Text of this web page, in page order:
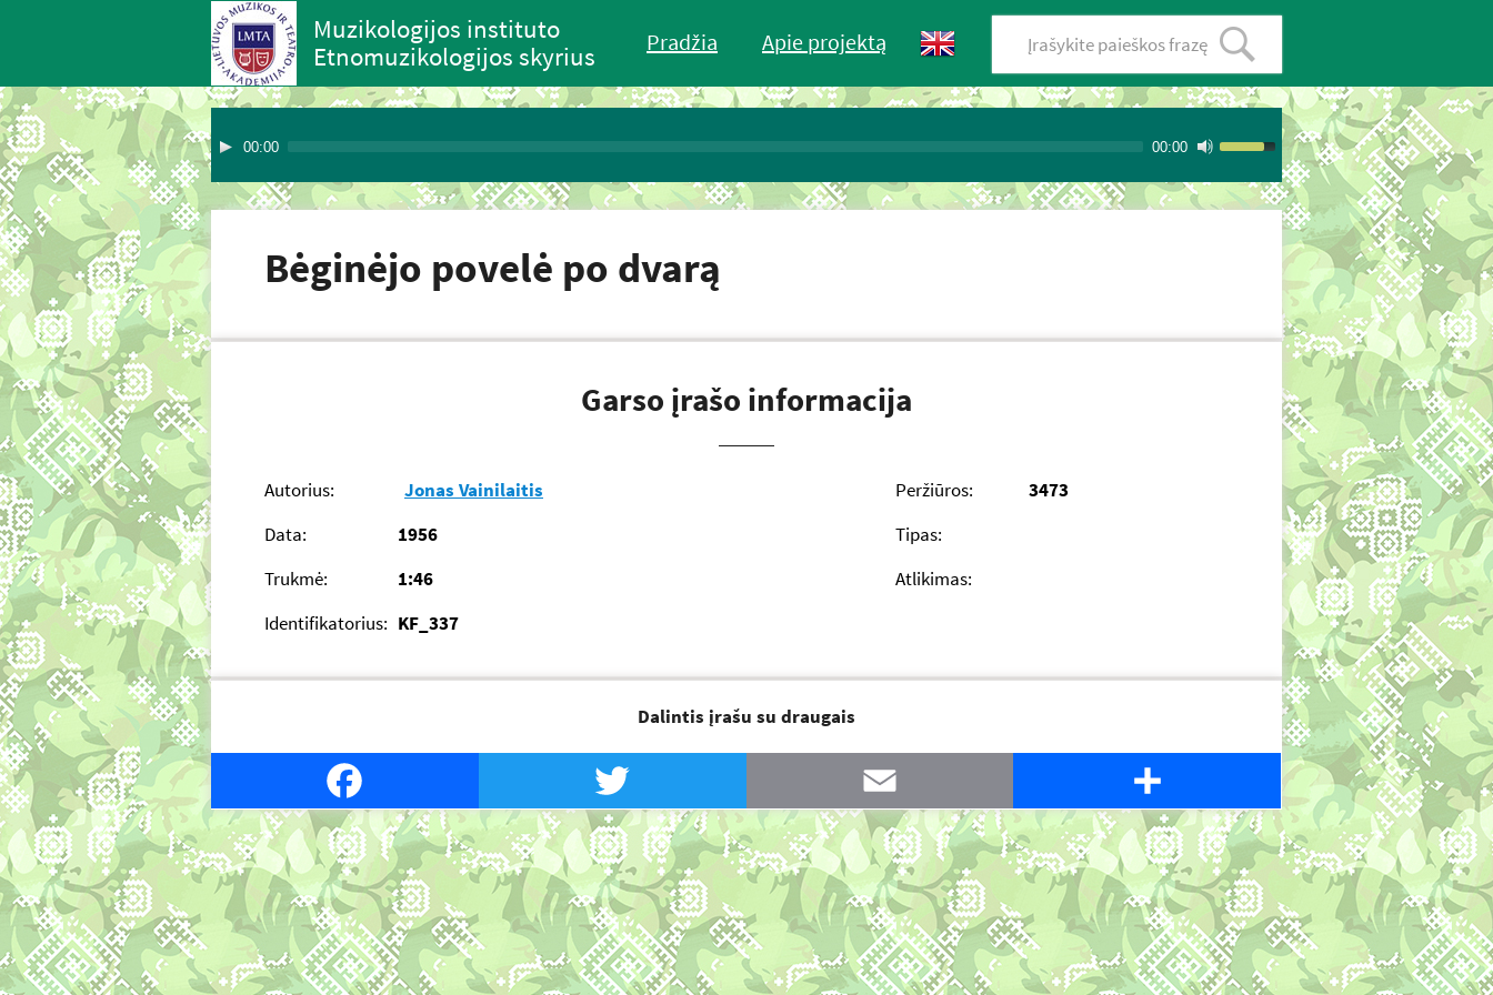
Muzikologijos instituto
Etnomuzikologijos skyrius
Pradžia Apie projektą
00:00 00:00
Bėginėjo povelė po dvarą
Garso įrašo informacija
Autorius: Jonas Vainilaitis Peržiūros:
3473
Data:
1956
Tipas:
Trukmė:
1:46
Atlikimas:
Identifikatorius: KF_337
Dalintis įrašu su draugais
Facebook Twitter Email Share